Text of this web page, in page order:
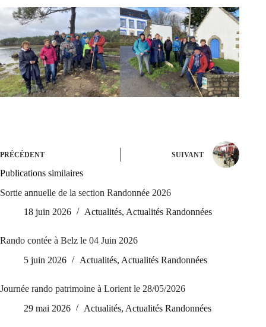
PRÉCÉDENT SUIVANT
Publications similaires
Sortie annuelle de la section Randonnée 2026
18 juin 2026
Actualités, Actualités Randonnées
Rando contée à Belz le 04 Juin 2026
5 juin 2026
Actualités, Actualités Randonnées
Journée rando patrimoine à Lorient le 28/05/2026
29 mai 2026
Actualités, Actualités Randonnées